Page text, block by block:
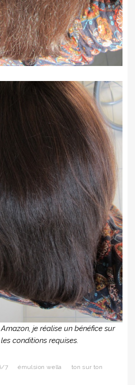
je réalise un bénéfice sur
conditions requises.
7 émulsion wella
ton sur ton